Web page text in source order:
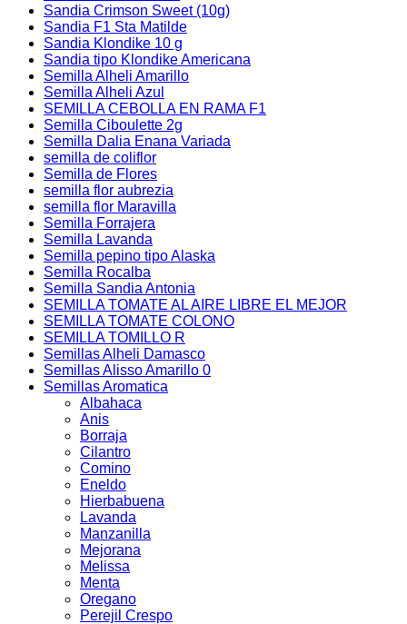
Sandia Crimson Sweet (10g)
Sandia F1 Sta Matilde
Sandia Klondike 10 g
Sandia tipo Klondike Americana
Semilla Alheli Amarillo
Semilla Alheli Azul
SEMILLA CEBOLLA EN RAMA F1
Semilla Ciboulette 2g
Semilla Dalia Enana Variada
semilla de coliflor
Semilla de Flores
semilla flor aubrezia
semilla flor Maravilla
Semilla Forrajera
Semilla Lavanda
Semilla pepino tipo Alaska
Semilla Rocalba
Semilla Sandia Antonia
SEMILLA TOMATE AL AIRE LIBRE EL MEJOR
SEMILLA TOMATE COLONO
SEMILLA TOMILLO R
Semillas Alheli Damasco
Semillas Alisso Amarillo 0
Semillas Aromatica
Albahaca
Anis
Borraja
Cilantro
Comino
Eneldo
Hierbabuena
Lavanda
Manzanilla
Mejorana
Melissa
Menta
Oregano
Perejil Crespo